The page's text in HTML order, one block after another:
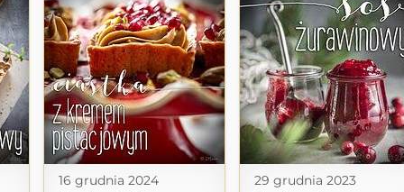
16 grudnia 2024
29 grudnia 2023